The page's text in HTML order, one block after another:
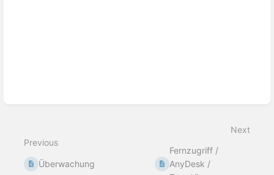
Previous
Überwachung
Next
Fernzugriff /
AnyDesk /